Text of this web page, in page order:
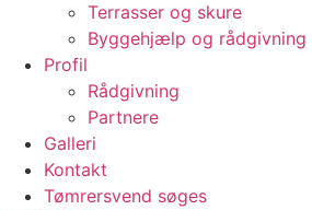
Terrasser og skure
Byggehjælp og rådgivning
Profil
Rådgivning
Partnere
Galleri
Kontakt
Tømrersvend søges